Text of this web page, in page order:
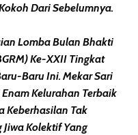
Dari Sebelumnya.
Lomba Bulan Bhakti
Ke-XXII Tingkat
Baru Ini. Mekar Sari
Kelurahan Terbaik
Keberhasilan Tak
Jiwa Kolektif Yang